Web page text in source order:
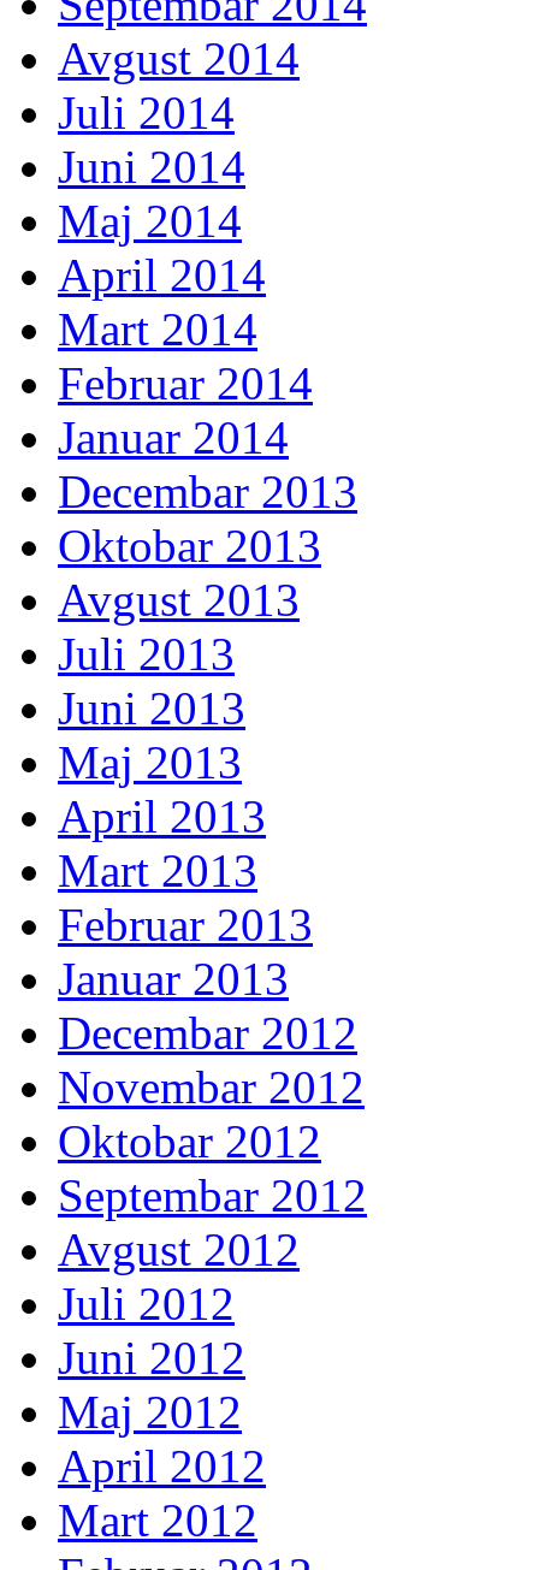
Avgust 2014
Juli 2014
Juni 2014
Maj 2014
April 2014
Mart 2014
Februar 2014
Januar 2014
Decembar 2013
Oktobar 2013
Avgust 2013
Juli 2013
Juni 2013
Maj 2013
April 2013
Mart 2013
Februar 2013
Januar 2013
Decembar 2012
Novembar 2012
Oktobar 2012
Septembar 2012
Avgust 2012
Juli 2012
Juni 2012
Maj 2012
April 2012
Mart 2012